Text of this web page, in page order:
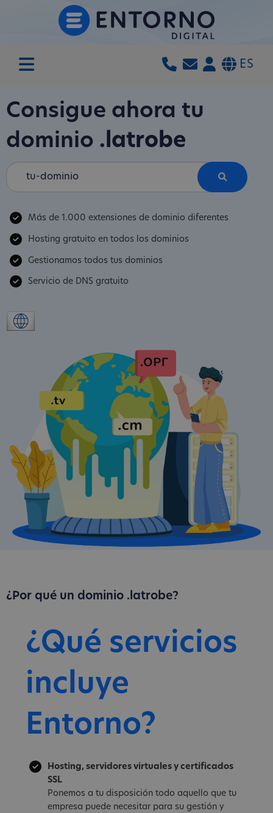
ES
Consigue ahora tu
dominio .latrobe
Más de 1.000 extensiones de dominio diferentes
Hosting gratuito en todos los dominios
Gestionamos todos tus dominios
Servicio de DNS gratuito
¿Por qué un dominio .latrobe?
¿Qué servicios
incluye
Entorno?
Hosting, servidores virtuales y certificados
SSL
Ponemos a tu disposición todo aquello que tu
empresa puede necesitar para su gestión y